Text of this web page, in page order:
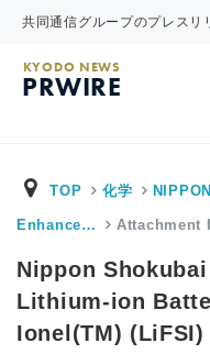
共同通信グループのプレスリ
KYODO NEWS
PRWIRE
TOP 化学
Enhance… Attachment
Nippon
Lithium-ion
Ionel(TM) (LiFSI)